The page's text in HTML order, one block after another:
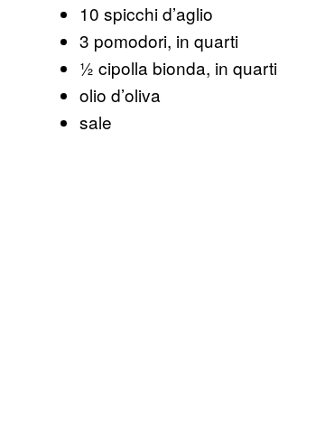
10 spicchi d’aglio
3 pomodori, in quarti
½ cipolla bionda, in quarti
olio d’oliva
sale